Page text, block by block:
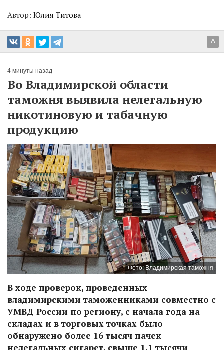
Автор: Юлия Титова
^
4 минуты назад
Во Владимирской области
таможня выявила нелегальную
никотиновую и табачную
продукцию
Фото: Владимирская таможня
В ходе проверок, проведенных
владимирскими таможенниками совместно с
УМВД России по региону, с начала года на
складах и в торговых точках было
обнаружено более 16 тысяч пачек